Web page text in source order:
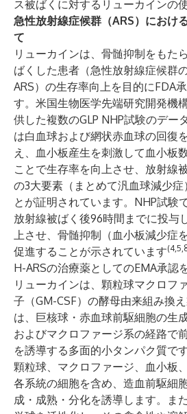
ス被ばくに対するリューカインの
急性放射線症候群（ARS）におけ
て
リューカインは、骨髄抑制をもた
ばくした患者（急性放射線症候群
ARS）の生存率向上を目的にFDA
す。米国生物医学先端研究開発機
供した複数のGLP NHP試験のデー
は白血球および網状赤血球の回復
え、血小板産生を刺激して血小板
ことで生存率を向上させ、放射線
の3大要素（まとめて汎血球減少
とが証明されています。NHP試験
放射線被ばく後96時間までに投与
上させ、骨髄抑制（血小板減少症
促進することが示されています
H-ARSの治療薬としてのEMA承認
リューカインは、顆粒球マクロフ
子（GM-CSF）の酵母由来組み換
は、巨核球・赤血球前駆細胞の生
およびマクロファージ系の経路で
を誘導する多面的小タンパク質で
顆粒球、マクロファージ、血小板
各系統の細胞を含め、造血前駆細
成・成熟・分化を誘導します。ま